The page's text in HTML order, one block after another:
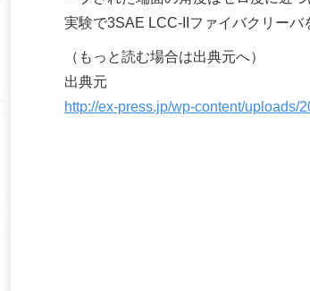
実験で3SAE LCC-IIファイバクリーバ
（もっと読む場合は出典元へ）
出典元
http://ex-press.jp/wp-content/uploads/